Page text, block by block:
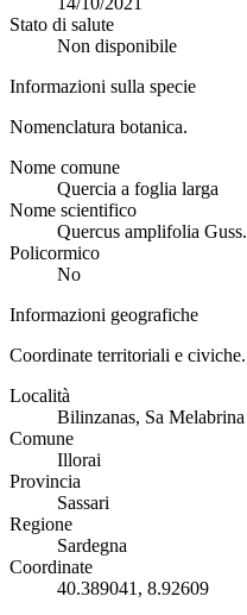
Stato di salute
Non disponibile
Informazioni sulla specie
Nomenclatura botanica.
Nome comune
Quercia a foglia larga
Nome scientifico
Quercus amplifolia Guss.
Policormico
No
Informazioni geografiche
Coordinate territoriali e civiche.
Località
Bilinzanas, Sa Melabrina
Comune
Illorai
Provincia
Sassari
Regione
Sardegna
Coordinate
40.389041, 8.92609